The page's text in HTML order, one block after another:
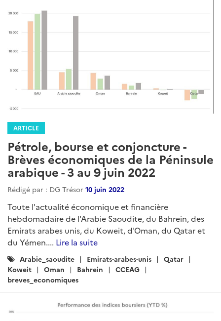
ARTICLE
Pétrole, bourse et conjoncture -
Brèves économiques de la Péninsule
arabique - 3 au 9 juin 2022
Rédigé par : DG Trésor 10 juin 2022
Toute l'actualité économique et financière
hebdomadaire de l'Arabie Saoudite, du Bahrein, des
Emirats arabes unis, du Koweit, d'Oman, du Qatar et
du Yémen.... Lire la suite
Catégories
:
Arabie_saoudite Emirats-arabes-unis
Qatar
Koweit
Oman Bahrein
CCEAG
breves_economiques